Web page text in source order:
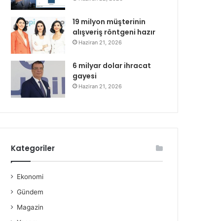
19 milyon müşterinin
alışveriş röntgeni hazır
Haziran 21, 2026
6 milyar dolar ihracat
gayesi
Haziran 21, 2026
Kategoriler
Ekonomi
Gündem
Magazin